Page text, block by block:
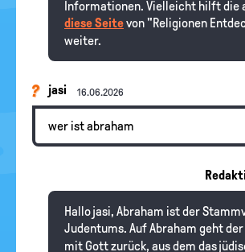
Informationen. Vielleicht hilft die
diese Seitevon "Religionen
weiter.
jasi 16.06.2026
wer ist abraham
Hallo jasi, Abraham ist der
Judentums. Auf Abraham geht der
mit Gott zurück, aus dem das